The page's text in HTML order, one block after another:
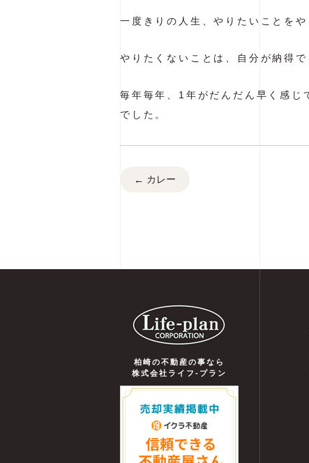
一度きりの人生、やりたいことをや
やりたくないことは、自分が納得
毎年毎年、1年がだんだん早く感じ
でした。
← カレー
柏崎の不動産の事なら
株式会社ライフ-プラン